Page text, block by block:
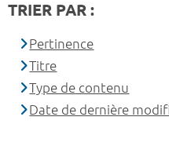
TRIER PAR :
Pertinence
Titre
Type de contenu
Date de dernière